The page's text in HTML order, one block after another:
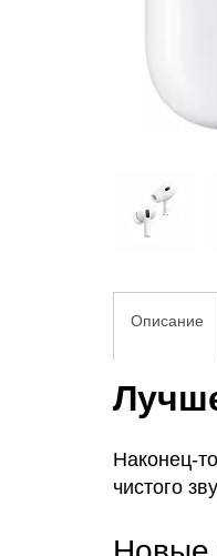
Описание
Наконец-
чистого